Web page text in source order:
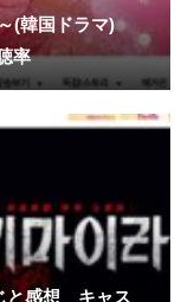
(韓国ドラマ)
率
と感想 キャス